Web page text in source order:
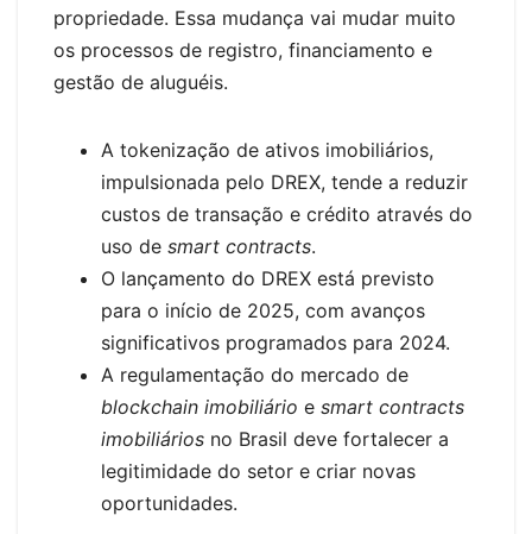
propriedade. Essa mudança vai mudar muito
os processos de registro, financiamento e
gestão de aluguéis.
A tokenização de ativos imobiliários,
impulsionada pelo DREX, tende a reduzir
custos de transação e crédito através do
uso de smart contracts.
O lançamento do DREX está previsto
para o início de 2025, com avanços
significativos programados para 2024.
A regulamentação do mercado de
blockchain imobiliário e smart contracts
imobiliários no Brasil deve fortalecer a
legitimidade do setor e criar novas
oportunidades.